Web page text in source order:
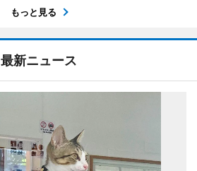
もっと見る
最新ニュース